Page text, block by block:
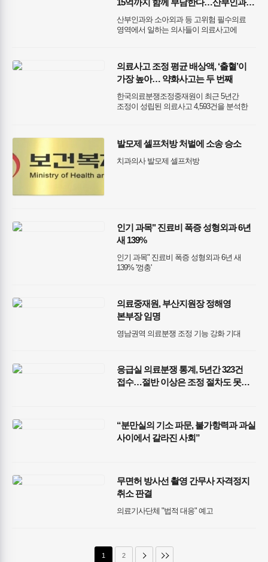
전공의 배상보험 지원 본격 가동
산부인과와 소아외과 등 고위험 필수의료
영역에서 일하는 의사들이 의료사고에
안전망이 가동된다. 보건복지부는 ‘필수의료
의료진 배상보험료 지원사업’을 공식
시작하고, 11월 26일부터 12월 12일까지
받는다.
의료사고 조정 평균 배상액, ‘출혈’이
가장 높아… 약화사고는 두 번째
한국의료분쟁조정중재원이 최근 5년간
조정이 성립된 의료사고 4,593건을 분석한
중 가장 높은 금액이다. 뒤를 이어
약화사고가 1,870만 원, 신경손상이 1,700만
원, 운동제한이 1,235만 원, 장기손상이
발모제 셀프처방 처벌에 소송 승소
치과의사 발모제 셀프처방
인기 과목" 진료비 폭증 성형외과 6년
새 139%
인기 과목" 진료비 폭증 성형외과 6년 새
139% '껑충'
의료중재원, 부산지원장 정해영
본부장 임명
영남권역 의료분쟁 조정 기능 강화 기대
응급실 의료분쟁 통계, 5년간 323건
접수…절반 이상은 조정 절차도 못
“분만실의 기소 파문, 불가항력과 과실
사이에서 갈라진 사회”
무면허 방사선 촬영 간무사 자격정지
취소 판결
의료기사단체 "법적 대응" 예고
1 2